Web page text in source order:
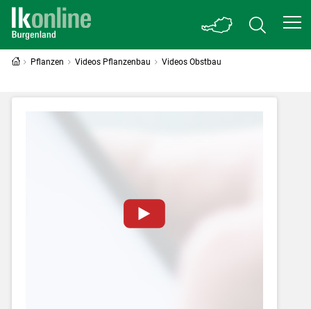
Pflanzen Videos Pflanzenbau Videos Obstbau